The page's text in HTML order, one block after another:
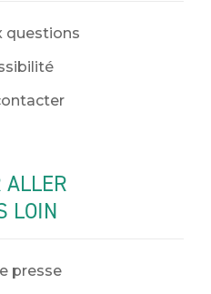
questions
ALLER
LOIN
presse